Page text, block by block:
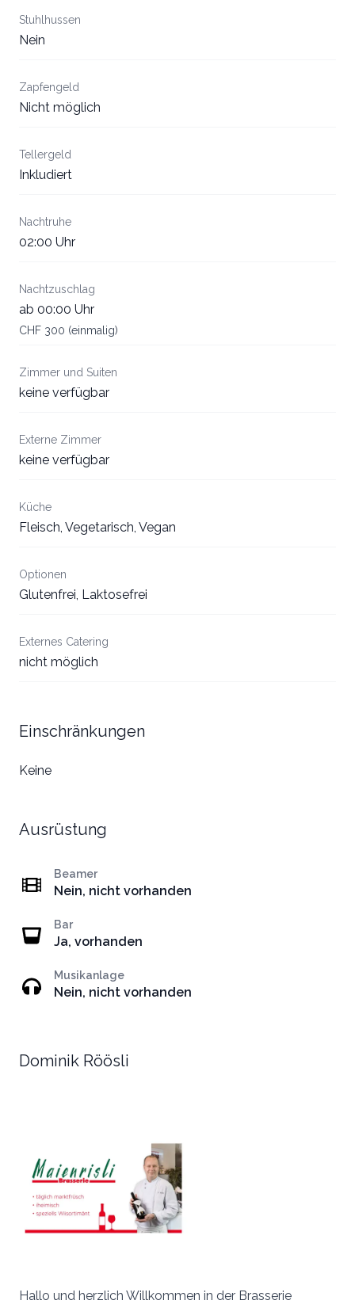
Stuhlhussen
Nein
Zapfengeld
Nicht möglich
Tellergeld
Inkludiert
Nachtruhe
02:00 Uhr
Nachtzuschlag
ab 00:00 Uhr
CHF 300 (einmalig)
Zimmer und Suiten
keine verfügbar
Externe Zimmer
keine verfügbar
Küche
Fleisch, Vegetarisch, Vegan
Optionen
Glutenfrei, Laktosefrei
Externes Catering
nicht möglich
Einschränkungen
Keine
Ausrüstung
Beamer
Nein, nicht vorhanden
Bar
Ja, vorhanden
Musikanlage
Nein, nicht vorhanden
Dominik Röösli
Hallo und herzlich Willkommen in der Brasserie